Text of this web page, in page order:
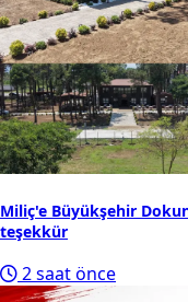
Miliç'e Büyükşehir
teşekkür
2 saat önce